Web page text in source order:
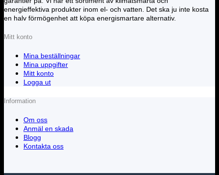
energieffektiva produkter inom el- och vatten. Det ska ju inte kosta
en halv förmögenhet att köpa energismartare alternativ.
Mitt konto
Mina beställningar
Mina uppgifter
Mitt konto
Logga ut
Information
Om oss
Anmäl en skada
Blogg
Kontakta oss